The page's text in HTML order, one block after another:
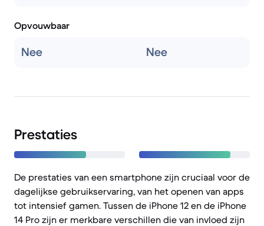
Opvouwbaar
Nee Nee
Prestaties
De prestaties van een smartphone zijn cruciaal voor de
dagelijkse gebruikservaring, van het openen van apps
tot intensief gamen. Tussen de iPhone 12 en de iPhone
14 Pro zijn er merkbare verschillen die van invloed zijn